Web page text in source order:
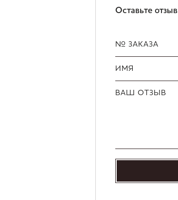
Оставьте отзыв
№ ЗАКАЗА
ИМЯ
ВАШ ОТЗЫВ